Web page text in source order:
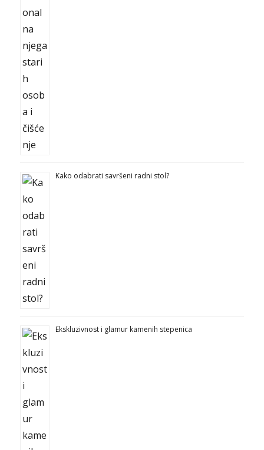
Kako odabrati savršeni radni stol?
Ekskluzivnost i glamur kamenih stepenica